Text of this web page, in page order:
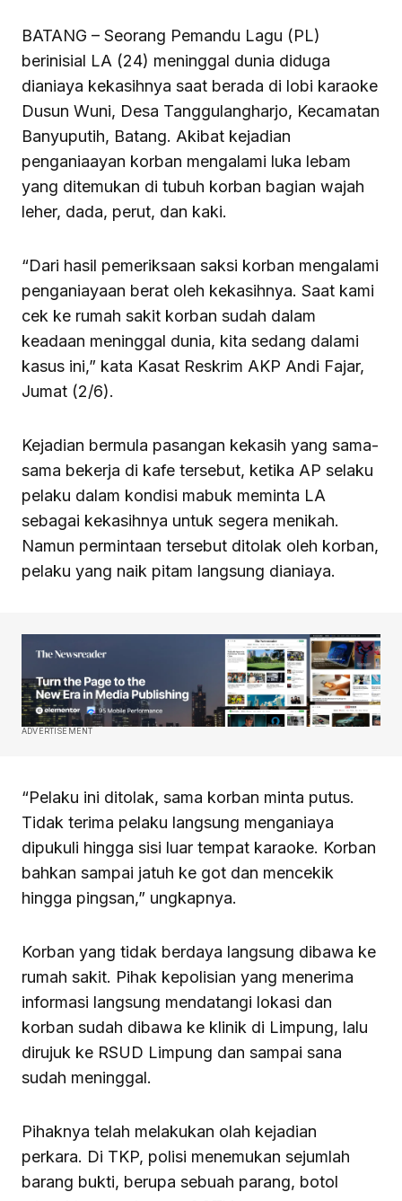
BATANG – Seorang Pemandu Lagu (PL)
berinisial LA (24) meninggal dunia diduga
dianiaya kekasihnya saat berada di lobi karaoke
Dusun Wuni, Desa Tanggulangharjo, Kecamatan
Banyuputih, Batang. Akibat kejadian
penganiaayan korban mengalami luka lebam
yang ditemukan di tubuh korban bagian wajah
leher, dada, perut, dan kaki.
“Dari hasil pemeriksaan saksi korban mengalami
penganiayaan berat oleh kekasihnya. Saat kami
cek ke rumah sakit korban sudah dalam
keadaan meninggal dunia, kita sedang dalami
kasus ini,” kata Kasat Reskrim AKP Andi Fajar,
Jumat (2/6).
Kejadian bermula pasangan kekasih yang sama-
sama bekerja di kafe tersebut, ketika AP selaku
pelaku dalam kondisi mabuk meminta LA
sebagai kekasihnya untuk segera menikah.
Namun permintaan tersebut ditolak oleh korban,
pelaku yang naik pitam langsung dianiaya.
ADVERTISEMENT
“Pelaku ini ditolak, sama korban minta putus.
Tidak terima pelaku langsung menganiaya
dipukuli hingga sisi luar tempat karaoke. Korban
bahkan sampai jatuh ke got dan mencekik
hingga pingsan,” ungkapnya.
Korban yang tidak berdaya langsung dibawa ke
rumah sakit. Pihak kepolisian yang menerima
informasi langsung mendatangi lokasi dan
korban sudah dibawa ke klinik di Limpung, lalu
dirujuk ke RSUD Limpung dan sampai sana
sudah meninggal.
Pihaknya telah melakukan olah kejadian
perkara. Di TKP, polisi menemukan sejumlah
barang bukti, berupa sebuah parang, botol